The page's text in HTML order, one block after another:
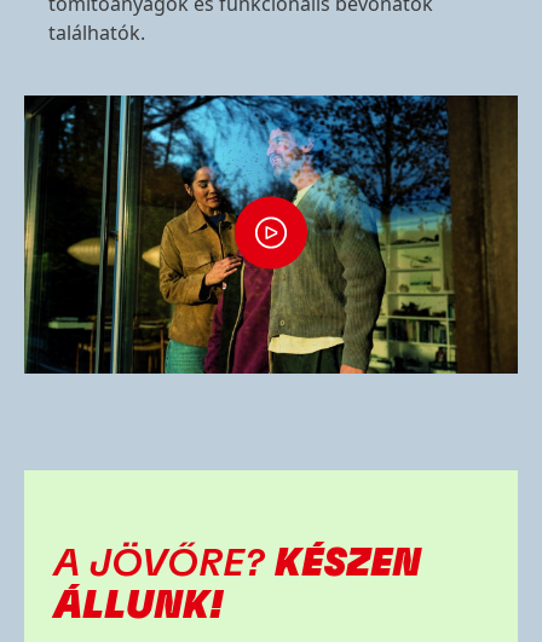
találhatók.
A JÖVŐRE? KÉSZEN
ÁLLUNK!